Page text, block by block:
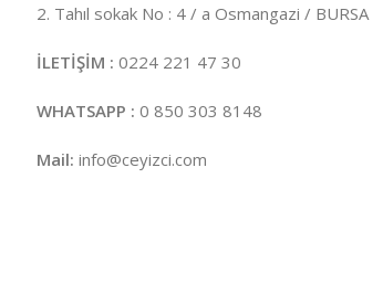
2. Tahıl sokak No : 4 / a Osmangazi / BURSA
İLETİŞİM : 0224 221 47 30
WHATSAPP : 0 850 303 8148
Mail: info@ceyizci.com